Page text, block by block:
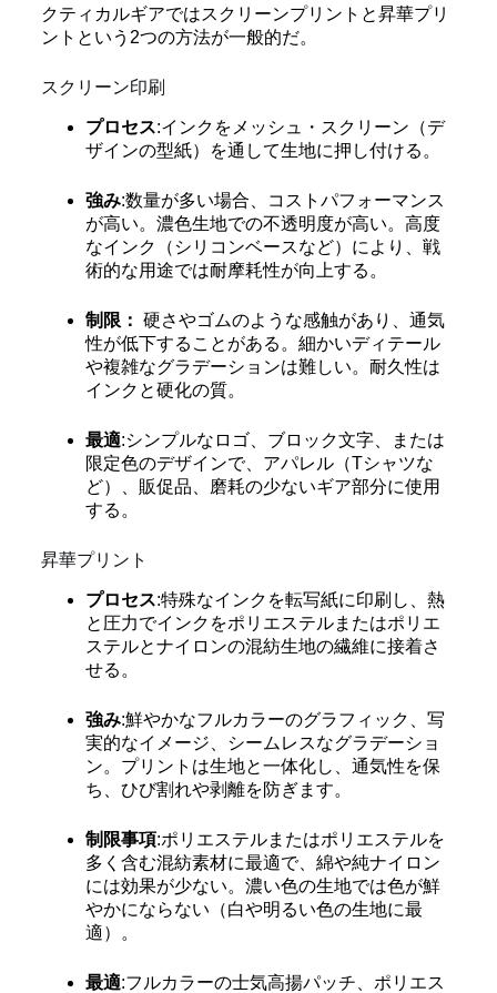
クティカルギアではスクリーンプリントと昇華プリ
ントという2つの方法が一般的だ。
スクリーン印刷
プロセス:インクをメッシュ・スクリーン（デ
ザインの型紙）を通して生地に押し付ける。
強み:数量が多い場合、コストパフォーマンス
が高い。濃色生地での不透明度が高い。高度
なインク（シリコンベースなど）により、戦
術的な用途では耐摩耗性が向上する。
制限： 硬さやゴムのような感触があり、通気
性が低下することがある。細かいディテール
や複雑なグラデーションは難しい。耐久性は
インクと硬化の質。
最適:シンプルなロゴ、ブロック文字、または
限定色のデザインで、アパレル（Tシャツな
ど）、販促品、磨耗の少ないギア部分に使用
する。
昇華プリント
プロセス:特殊なインクを転写紙に印刷し、熱
と圧力でインクをポリエステルまたはポリエ
ステルとナイロンの混紡生地の繊維に接着さ
せる。
強み:鮮やかなフルカラーのグラフィック、写
実的なイメージ、シームレスなグラデーショ
ン。プリントは生地と一体化し、通気性を保
ち、ひび割れや剥離を防ぎます。
制限事項:ポリエステルまたはポリエステルを
多く含む混紡素材に最適で、綿や純ナイロン
には効果が少ない。濃い色の生地では色が鮮
やかにならない（白や明るい色の生地に最
適）。
最適:フルカラーの士気高揚パッチ、ポリエス